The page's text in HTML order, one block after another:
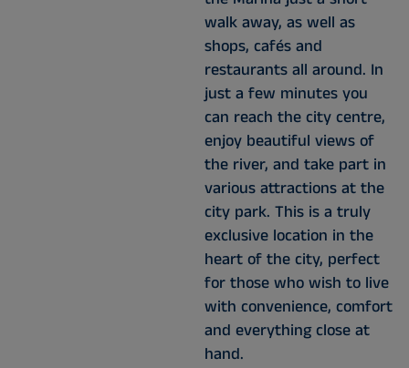
walk away, as well as
shops, cafés and
restaurants all around. In
just a few minutes you
can reach the city centre,
enjoy beautiful views of
the river, and take part in
various attractions at the
city park. This is a truly
exclusive location in the
heart of the city, perfect
for those who wish to live
with convenience, comfort
and everything close at
hand.